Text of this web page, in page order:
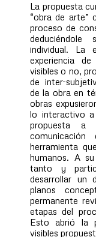
La propuesta
“obra de arte”
proceso de
individual. La
experiencia
visibles o no,
de inter-
de la obra en
obras
lo interactivo
propuesta
herramienta
humanos. A
tanto y
desarrollar un
planos
permanente
etapas del
Esto abrió la
visibles